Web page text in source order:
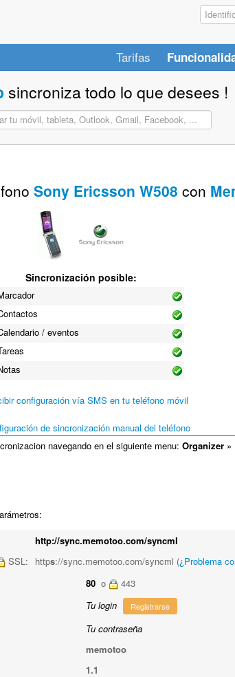
Tarifas
sincroniza todo lo que desees !
Sony Ericsson W508 con
Sincronización posible:
/ eventos
configuración vía SMS en tu teléfono móvil
de sincronización manual del teléfono
navegando en el siguiente menu: Organizer »
http://sync.memotoo.com/syncml
SSL: https://sync.memotoo.com/syncml (¿Problema
80 o
443
Tu login Registrarse
Tu contraseña
memotoo
1.1